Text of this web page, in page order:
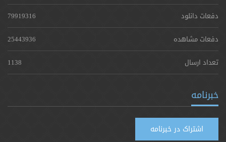
دفعات دانلود
79919316
دفعات مشاهده
25443936
تعداد ارسال
1138
خبرنامه
اشتراک در خبرنامه